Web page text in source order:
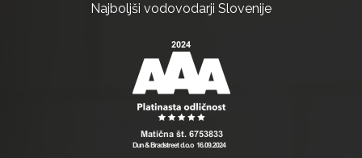
Najboljši vodovodarji Slovenije